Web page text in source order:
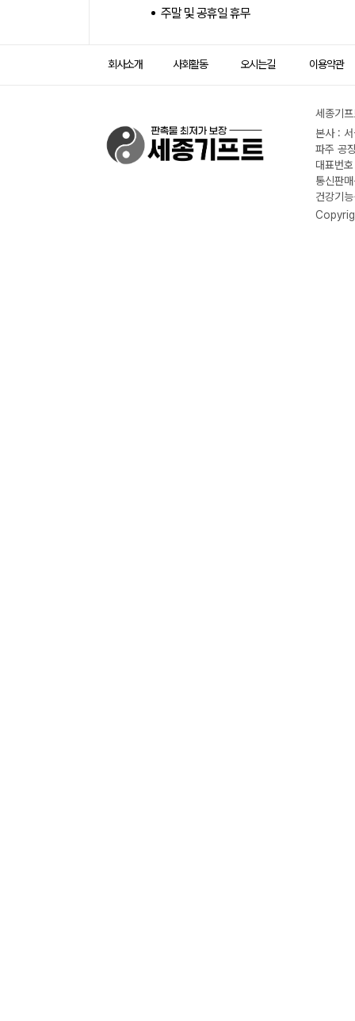
주말 및 공휴일 휴무
회사소개 사회활동 오시는길 이용약관
세종기
본사 :
파주 공
대표번
통신판
건강기